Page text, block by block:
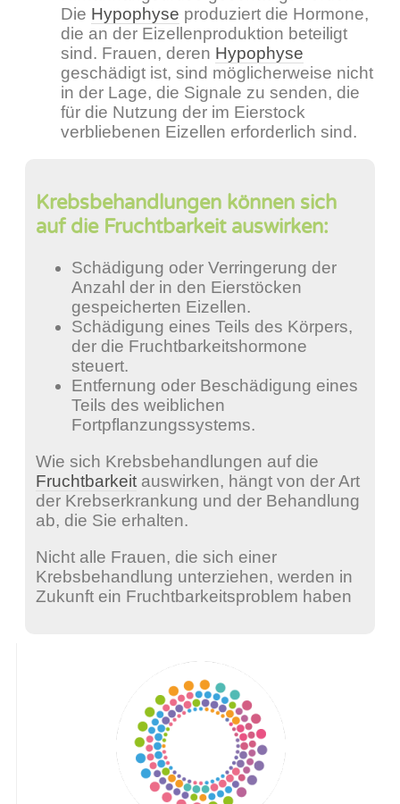
Die Hypophyse produziert die Hormone,
die an der Eizellenproduktion beteiligt
sind. Frauen, deren Hypophyse
geschädigt ist, sind möglicherweise nicht
in der Lage, die Signale zu senden, die
für die Nutzung der im Eierstock
verbliebenen Eizellen erforderlich sind.
Krebsbehandlungen können sich
auf die Fruchtbarkeit auswirken:
Schädigung oder Verringerung der
Anzahl der in den Eierstöcken
gespeicherten Eizellen.
Schädigung eines Teils des Körpers,
der die Fruchtbarkeitshormone
steuert.
Entfernung oder Beschädigung eines
Teils des weiblichen
Fortpflanzungssystems.
Wie sich Krebsbehandlungen auf die
Fruchtbarkeitauswirken, hängt von der Art
der Krebserkrankung und der Behandlung
ab, die Sie erhalten.
Nicht alle Frauen, die sich einer
Krebsbehandlung unterziehen, werden in
Zukunft ein Fruchtbarkeitsproblem haben